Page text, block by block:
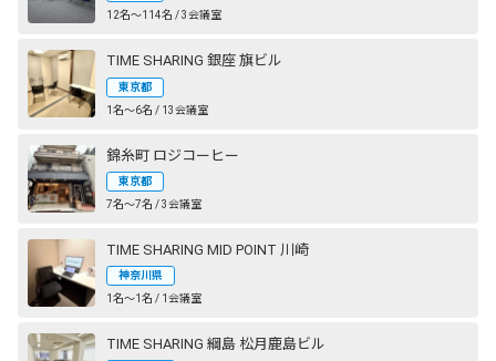
12名〜114名 / 3会議室
TIME SHARING 銀座 旗ビル
東京都
1名〜6名 / 13会議室
錦糸町 ロジコーヒー
東京都
7名〜7名 / 3会議室
TIME SHARING MID POINT 川崎
神奈川県
1名〜1名 / 1会議室
TIME SHARING 綱島 松月鹿島ビル